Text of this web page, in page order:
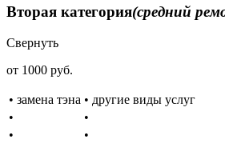
Вторая категория(средний
Свернуть
от 1000 руб.
• замена тэна • другие виды услуг
•
•
•
•